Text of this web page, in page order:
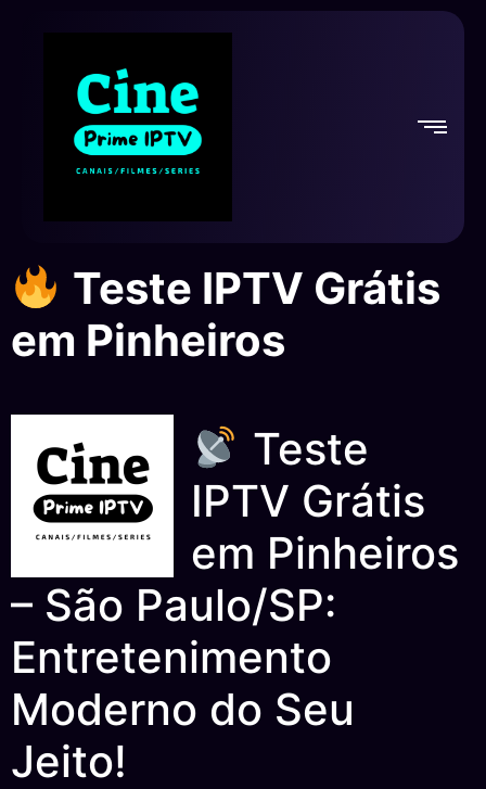
Teste IPTV Grátis
em Pinheiros
Teste
IPTV Grátis
em Pinheiros
– São Paulo/SP:
Entretenimento
Moderno do Seu
Jeito!